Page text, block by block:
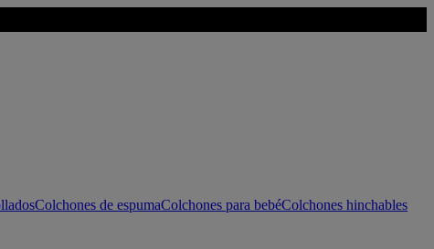
Colchones de espumaColchones para bebéColchones hinchables